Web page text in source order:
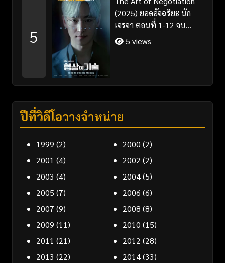
5
(2025) ยอดอัจฉริยะ นัก
เจรจา ตอนที่ 1-12 จบ
พากย์ไทย/ซับไทย
5 views
ปีที่วิดีโอวางจำหน่าย
1999 (2) 2000 (2)
2001 (4) 2002 (2)
2003 (4) 2004(5)
2005 (7) 2006 (6)
2007 (9) 2008 (8)
2009 (11) 2010 (15)
2011 (21) 2012 (28)
2013 (22) 2014(33)